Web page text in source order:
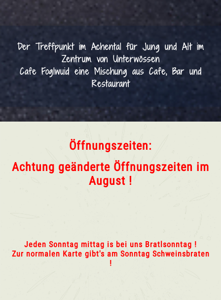
Der Treffpunkt im Achental für Jung und Alt im
Zentrum von Unterwössen
Cafe Foglwuid eine Mischung aus Cafe, Bar und
Restaurant
Öffnungszeiten:
Achtung geänderte Öffnungszeiten im
August !
Jeden Sonntag mittag is bei uns Bratlsonntag !
Zur normalen Karte gibt's am Sonntag Schweinsbraten
!